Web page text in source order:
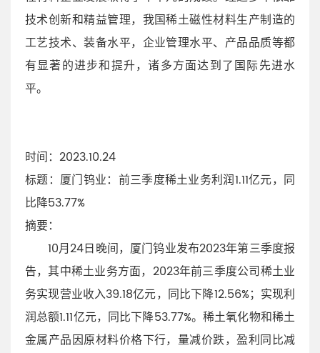
技术创新和精益管理，我国稀土磁性材料生产制造的
工艺技术、装备水平，企业管理水平、产品品质等都
有显著的进步和提升，诸多方面达到了国际先进水
平。
时间：2023.10.24
标题：厦门钨业：前三季度稀土业务利润1.11亿元，同
比降53.77%
摘要：
10月24日晚间，厦门钨业发布2023年第三季度报
告，其中稀土业务方面，2023年前三季度公司稀土业
务实现营业收入39.18亿元，同比下降12.56%；实现利
润总额1.11亿元，同比下降53.77%。稀土氧化物和稀土
金属产品因原材料价格下行，量减价跌，盈利同比减